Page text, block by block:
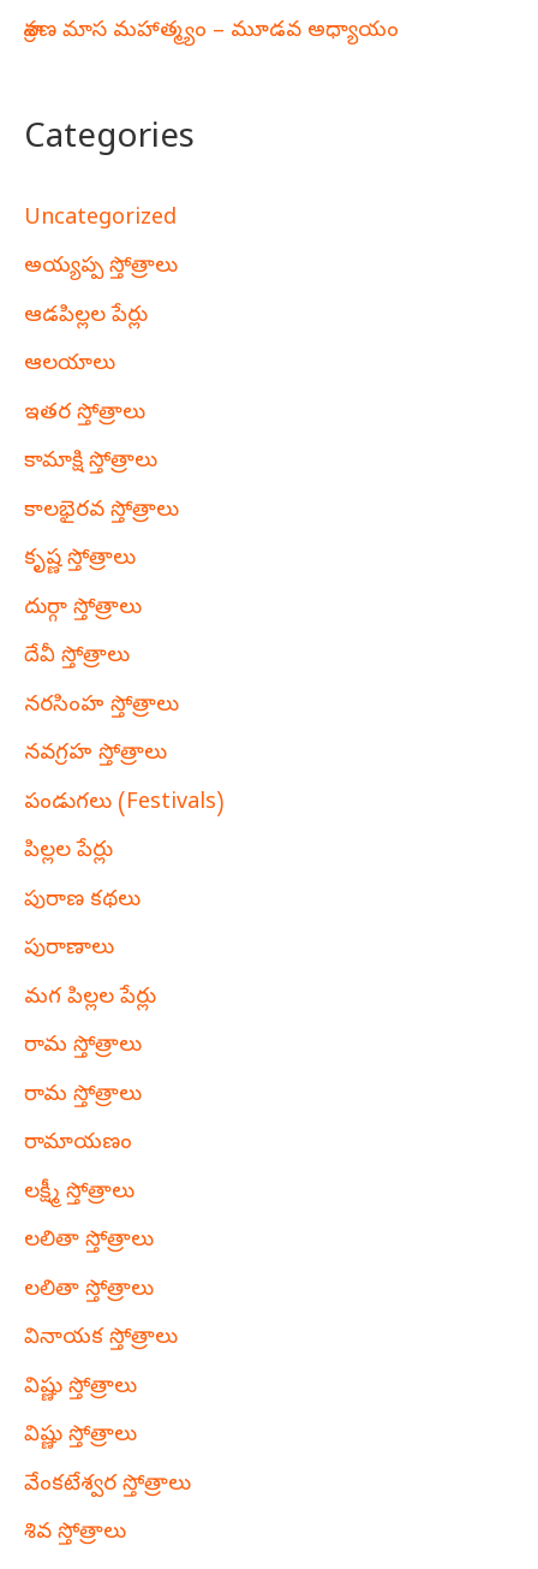
శ్రావణ మాస మహాత్మ్యం – మూడవ అధ్యాయం
Categories
Uncategorized
అయ్యప్ప స్తోత్రాలు
ఆడపిల్లల పేర్లు
ఆలయాలు
ఇతర స్తోత్రాలు
కామాక్షి స్తోత్రాలు
కాలభైరవ స్తోత్రాలు
కృష్ణ స్తోత్రాలు
దుర్గా స్తోత్రాలు
దేవీ స్తోత్రాలు
నరసింహ స్తోత్రాలు
నవగ్రహ స్తోత్రాలు
పండుగలు (Festivals)
పిల్లల పేర్లు
పురాణ కథలు
పురాణాలు
మగ పిల్లల పేర్లు
రామ స్తోత్రాలు
రామ స్తోత్రాలు
రామాయణం
లక్ష్మీ స్తోత్రాలు
లలితా స్తోత్రాలు
లలితా స్తోత్రాలు
వినాయక స్తోత్రాలు
విష్ణు స్తోత్రాలు
విష్ణు స్తోత్రాలు
వేంకటేశ్వర స్తోత్రాలు
శివ స్తోత్రాలు